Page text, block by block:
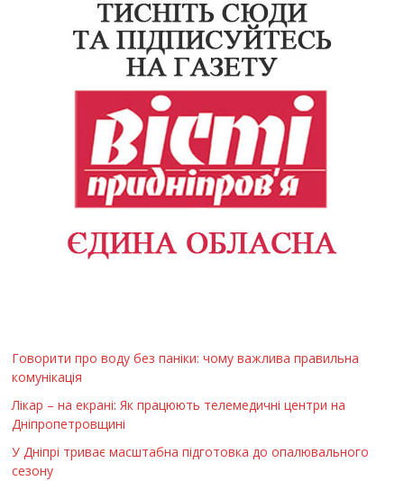
Говорити про воду без паніки: чому важлива правильна
комунікація
Лікар – на екрані: Як працюють телемедичні центри на
Дніпропетровщині
У Дніпрі триває масштабна підготовка до опалювального
сезону